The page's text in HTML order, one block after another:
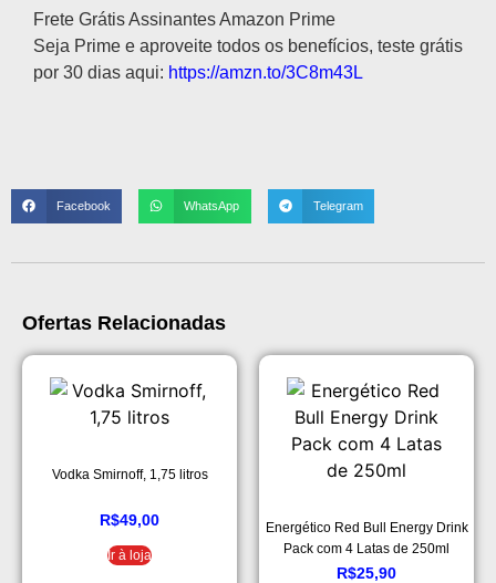
Frete Grátis Assinantes Amazon Prime
Seja Prime e aproveite todos os benefícios, teste grátis
por 30 dias aqui: https://amzn.to/3C8m43L
Facebook WhatsApp Telegram
Ofertas Relacionadas
Vodka Smirnoff, 1,75 litros
R$49,00
Ir à loja
Energético Red Bull Energy Drink
Pack com 4 Latas de 250ml
R$25,90